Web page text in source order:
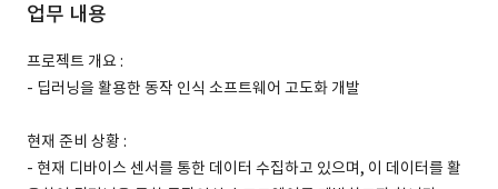
업무 내용
프로젝트 개요 :
- 딥러닝을 활용한 동작 인식 소프트웨어 고도화 개발
현재 준비 상황 :
- 현재 디바이스 센서를 통한 데이터 수집하고 있으며, 이 데이터를 활